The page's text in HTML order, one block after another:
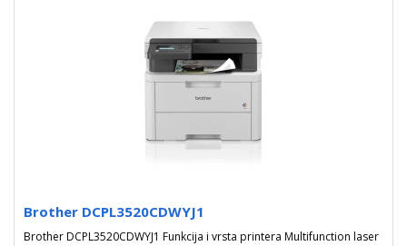
Brother DCPL3520CDWYJ1
Brother DCPL3520CDWYJ1 Funkcija i vrsta printera Multifunction laser